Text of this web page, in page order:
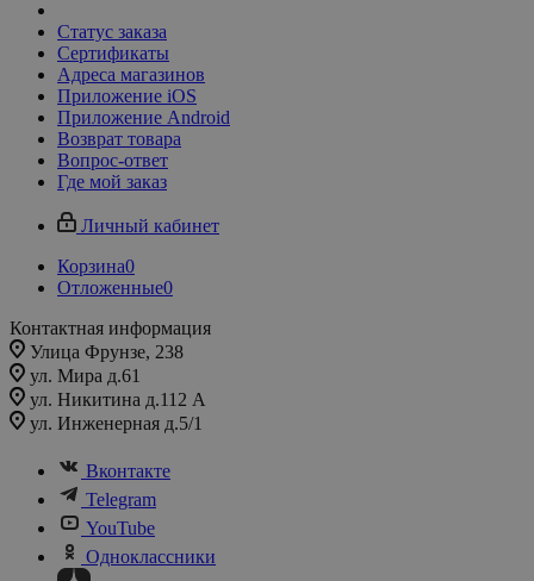
Статус заказа
Сертификаты
Адреса магазинов
Приложение iOS
Приложение Android
Возврат товара
Вопрос-ответ
Где мой заказ
Личный кабинет
Корзина0
Отложенные0
Контактная информация
Улица Фрунзе, 238​
ул. Мира д.61
ул. Никитина д.112 А
ул. Инженерная д.5/1
Вконтакте
Telegram
YouTube
Одноклассники